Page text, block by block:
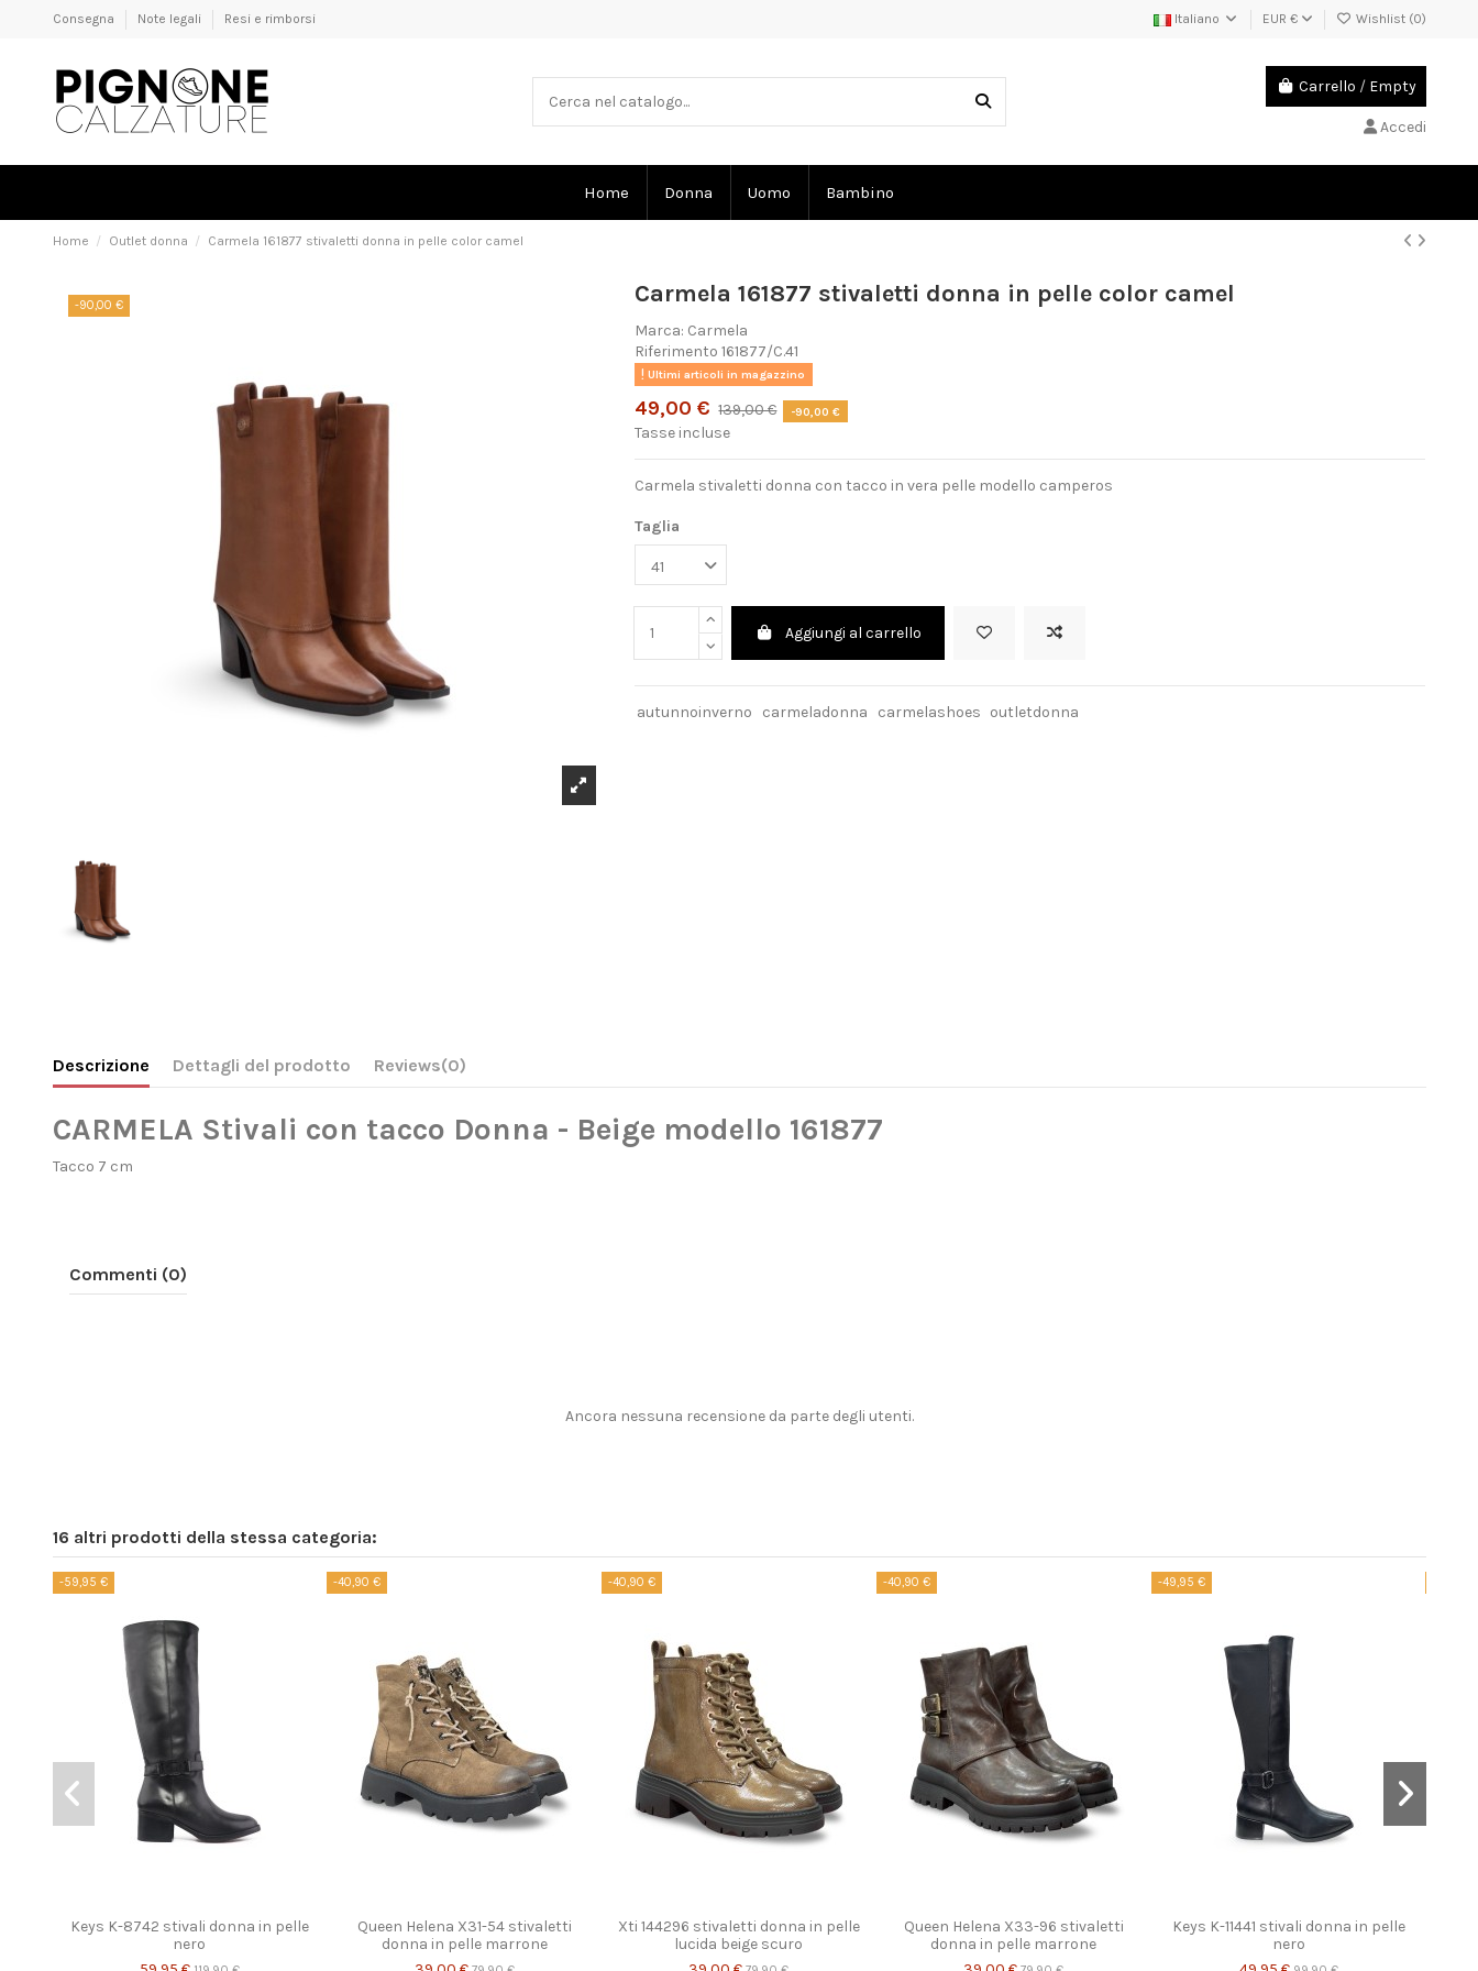
Consegna Note legali Resi e rimborsi Italiano EUR € Wishlist (0)
Carrello / Empty
Accedi
Home Donna Uomo Bambino
Home Outlet donna Carmela 161877 stivaletti donna in pelle color camel
-90,00 € Carmela 161877 stivaletti donna in pelle color camel
Marca: Carmela
Riferimento 161877/C.41
Ultimi articoli in magazzino
49,00 € 139,00 € -90,00 €
Tasse incluse
Carmela stivaletti donna con tacco in vera pelle modello camperos
Taglia
Aggiungi al carrello
autunnoinverno carmeladonna carmelashoes outletdonna
Descrizione Dettagli del prodotto Reviews(0)
CARMELA Stivali con tacco Donna - Beige modello 161877
Tacco 7 cm
Commenti (0)
Ancora nessuna recensione da parte degli utenti.
16 altri prodotti della stessa categoria:
-59,95 €
Keys K-8742 stivali donna in pelle
nero
-40,90 €
Queen Helena X31-54 stivaletti
donna in pelle marrone
-40,90 €
Xti 144296 stivaletti donna in pelle
lucida beige scuro
-40,90 €
Queen Helena X33-96 stivaletti
donna in pelle marrone
-49,95 €
Keys K-11441 stivali donna in pelle
nero